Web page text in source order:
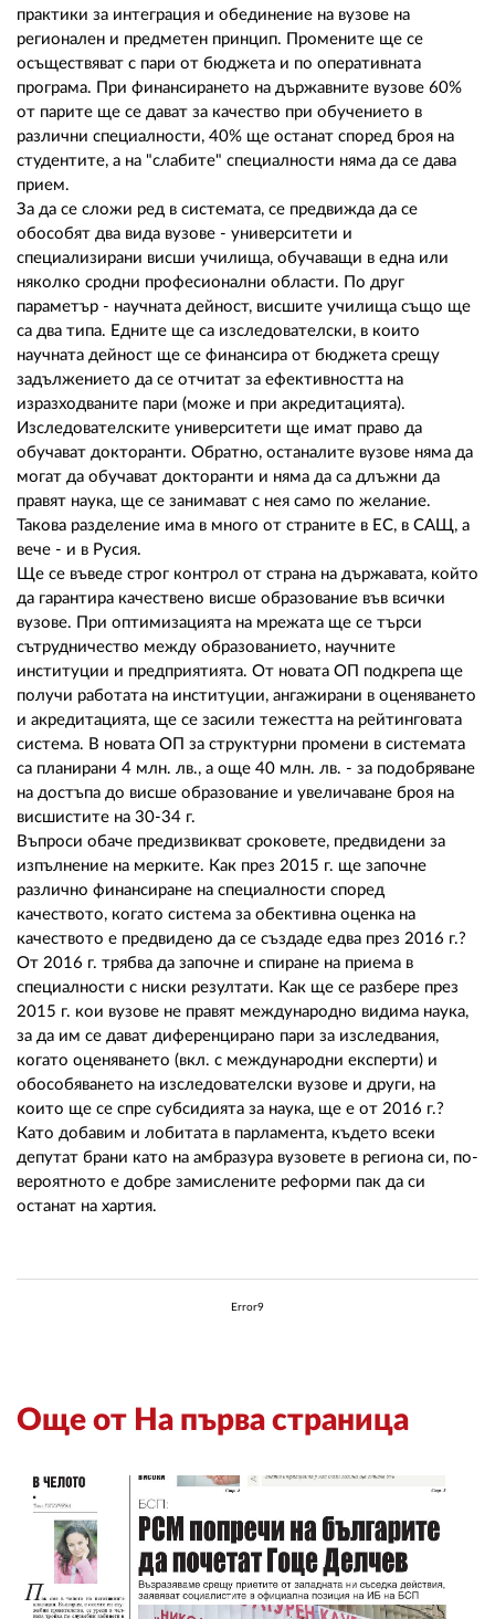
практики за интеграция и обединение на вузове на
регионален и предметен принцип. Промените ще се
осъществяват с пари от бюджета и по оперативната
програма. При финансирането на държавните вузове 60%
от парите ще се дават за качество при обучението в
различни специалности, 40% ще останат според броя на
студентите, а на "слабите" специалности няма да се дава
прием.
За да се сложи ред в системата, се предвижда да се
обособят два вида вузове - университети и
специализирани висши училища, обучаващи в една или
няколко сродни професионални области. По друг
параметър - научната дейност, висшите училища също ще
са два типа. Едните ще са изследователски, в които
научната дейност ще се финансира от бюджета срещу
задължението да се отчитат за ефективността на
изразходваните пари (може и при акредитацията).
Изследователските университети ще имат право да
обучават докторанти. Обратно, останалите вузове няма да
могат да обучават докторанти и няма да са длъжни да
правят наука, ще се занимават с нея само по желание.
Такова разделение има в много от страните в ЕС, в САЩ, а
вече - и в Русия.
Ще се въведе строг контрол от страна на държавата, който
да гарантира качествено висше образование във всички
вузове. При оптимизацията на мрежата ще се търси
сътрудничество между образованието, научните
институции и предприятията. От новата ОП подкрепа ще
получи работата на институции, ангажирани в оценяването
и акредитацията, ще се засили тежестта на рейтинговата
система. В новата ОП за структурни промени в системата
са планирани 4 млн. лв., а още 40 млн. лв. - за подобряване
на достъпа до висше образование и увеличаване броя на
висшистите на 30-34 г.
Въпроси обаче предизвикват сроковете, предвидени за
изпълнение на мерките. Как през 2015 г. ще започне
различно финансиране на специалности според
качеството, когато система за обективна оценка на
качеството е предвидено да се създаде едва през 2016 г.?
От 2016 г. трябва да започне и спиране на приема в
специалности с ниски резултати. Как ще се разбере през
2015 г. кои вузове не правят международно видима наука,
за да им се дават диференцирано пари за изследвания,
когато оценяването (вкл. с международни експерти) и
обособяването на изследователски вузове и други, на
които ще се спре субсидията за наука, ще е от 2016 г.?
Като добавим и лобитата в парламента, където всеки
депутат брани като на амбразура вузовете в региона си, по-
вероятното е добре замислените реформи пак да си
останат на хартия.
Error9
Още от На първа страница